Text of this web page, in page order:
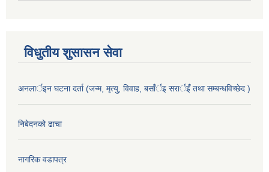
विधुतीय शुसासन सेवा
अनलार्इन घटना दर्ता (जन्म, मृत्यु, विवाह, बसाँर्इ सरार्इँ तथा सम्बन्धविच्छेद )
निबेदनको ढाचा
नागरिक वडापत्र